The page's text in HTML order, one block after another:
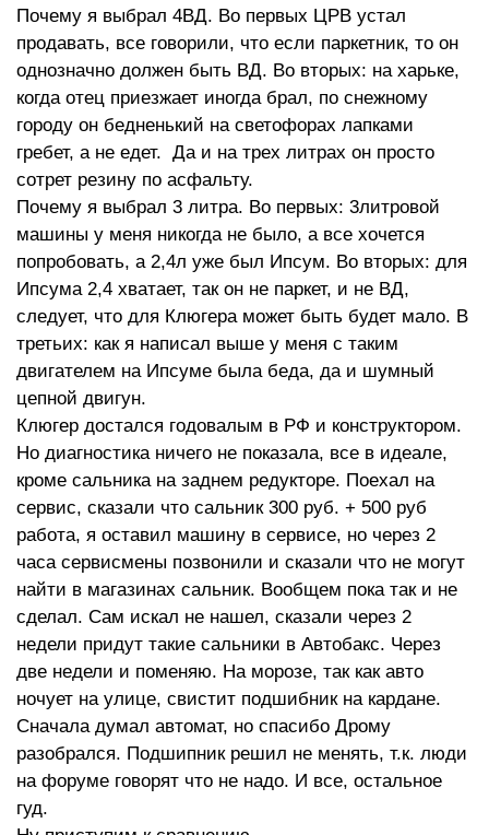
Почему я выбрал 4ВД. Во первых ЦРВ устал
продавать, все говорили, что если паркетник, то он
однозначно должен быть ВД. Во вторых: на харьке,
когда отец приезжает иногда брал, по снежному
городу он бедненький на светофорах лапками
гребет, а не едет. Да и на трех литрах он просто
сотрет резину по асфальту.
Почему я выбрал 3 литра. Во первых: 3литровой
машины у меня никогда не было, а все хочется
попробовать, а 2,4л уже был Ипсум. Во вторых: для
Ипсума 2,4 хватает, так он не паркет, и не ВД,
следует, что для Клюгера может быть будет мало. В
третьих: как я написал выше у меня с таким
двигателем на Ипсуме была беда, да и шумный
цепной двигун.
Клюгер достался годовалым в РФ и конструктором.
Но диагностика ничего не показала, все в идеале,
кроме сальника на заднем редукторе. Поехал на
сервис, сказали что сальник 300 руб. + 500 руб
работа, я оставил машину в сервисе, но через 2
часа сервисмены позвонили и сказали что не могут
найти в магазинах сальник. Вообщем пока так и не
сделал. Сам искал не нашел, сказали через 2
недели придут такие сальники в Автобакс. Через
две недели и поменяю. На морозе, так как авто
ночует на улице, свистит подшибник на кардане.
Сначала думал автомат, но спасибо Дрому
разобрался. Подшипник решил не менять, т.к. люди
на форуме говорят что не надо. И все, остальное
гуд.